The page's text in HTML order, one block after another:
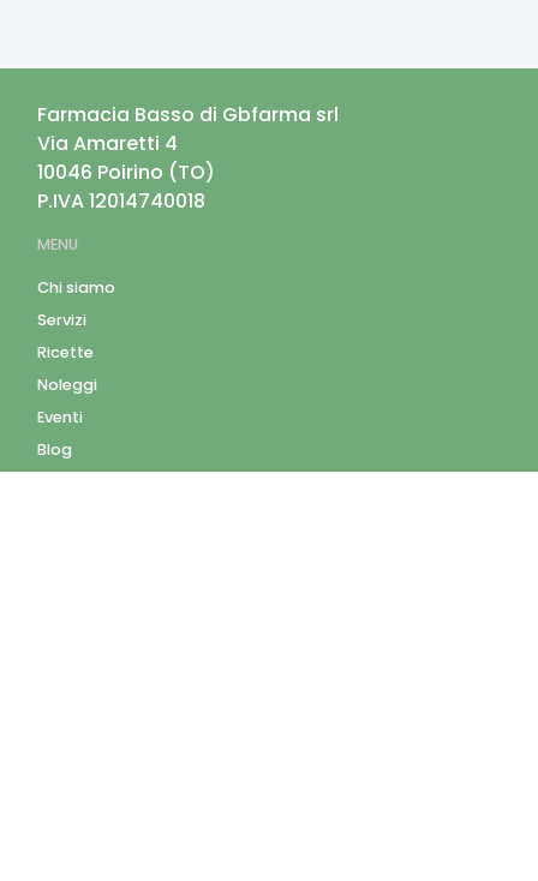
Farmacia Basso di Gbfarma srl
Via Amaretti 4
10046 Poirino (TO)
P.IVA12014740018
MENU
Chi siamo
Servizi
Ricette
Noleggi
Eventi
Blog